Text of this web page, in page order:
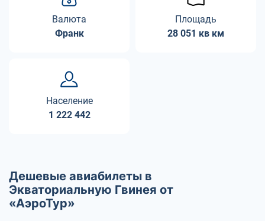
Валюта
Франк
Площадь
28 051 кв км
Население
1 222 442
Дешевые авиабилеты в
Экваториальную Гвинея от
«АэроТур»